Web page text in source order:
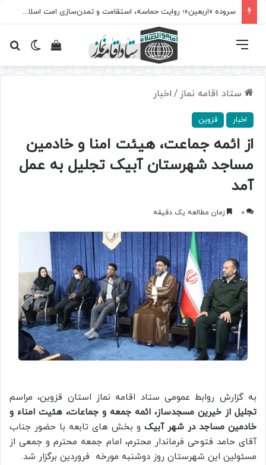
سروده‌ «اربعین»؛ روایت حماسه، استقامت و تمدن‌سازی امت اسلامی
تغییرمشاهده فهرست
ستاد اقامه نماز / اخبار
اخبار قزوین
از ائمه جماعت، هیئت امنا و خادمین
مساجد شهرستان آبیک تجلیل به عمل
آمد
0 زمان مطالعه یک دقیقه
به گزارش روابط عمومی ستاد اقامه نماز استان قزوین، مراسم
تجلیل از خیرین مسجدساز، ائمه جمعه و جماعات، هئیت امناء و
خادمین مساجد در شهر آبیک و بخش های تابعه با حضور جناب
آقای حامد فتوحی فرماندار محترم، امام جمعه محترم و جمعی از
مسئولین این شهرستان روز دوشنبه مورخه فروردین برگزار شد.